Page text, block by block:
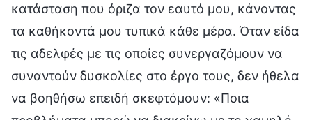
κατάσταση που όριζα τον εαυτό μου, κάνοντας
τα καθήκοντά μου τυπικά κάθε μέρα. Όταν είδα
τις αδελφές με τις οποίες συνεργαζόμουν να
συναντούν δυσκολίες στο έργο τους, δεν ήθελα
να βοηθήσω επειδή σκεφτόμουν: «Ποια